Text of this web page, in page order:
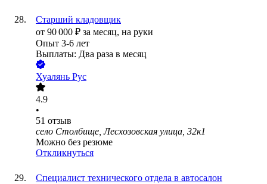
Старший кладовщик
от 90 000 ₽ за месяц, на руки
Опыт 3-6 лет
Выплаты: Два раза в месяц
Хуалянь Рус
4.9
•
51 отзыв
село Столбище, Лесхозовская улица, 32к1
Можно без резюме
Откликнуться
Специалист технического отдела в автосалон